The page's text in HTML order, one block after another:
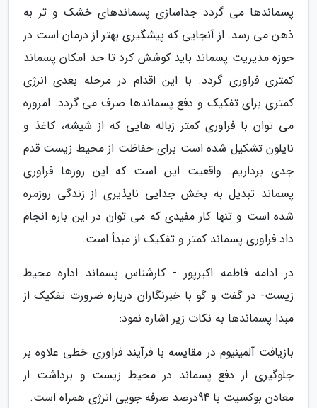
پسماندها می گردد جداسازی پسماندهای خشک و تر به
ذهن می رسد. از آنجایی که پیشگیری بهتر از درمان است در
حوزه مدیریت پسماند باید کوشش کرد تا حد امکان پسماند
کمتری فراوری گردد. با این اقدام در مرحله بعدی انرژی
کمتری برای تفکیک و دفع پسماندها صرف می گردد. امروزه
می توان با فراوری کمتر زباله هایی که از شیشه، کاغذ و
نایلون تشکیل شده است برای حفاظت از محیط زیست قدم
جدی برداریم. واقعیت این است که این روزها فراوری
پسماند تبدیل به بخش جدایی ناپذیری از زندگی روزمره
شده است و تنها کار مفیدی که می توان در این باره انجام
داد فراوری پسماند کمتر و تفکیک از مبدأ است.
در ادامه فاطمه اکبرپور - کارشناس پسماند اداره محیط
زیست- در گفت و گو با خبرنگاران درباره ضرورت تفکیک از
مبدا پسماندها به نکات زیر اشاره نمود:
بازیافت آلمینیوم در مقایسه با فرآیند فراوری خطی علاوه بر
جلوگیری از دفع پسماند در محیط زیست و برداشت از
معادن بوکسیت با 94درصد صرفه جویی انرژی همراه است.